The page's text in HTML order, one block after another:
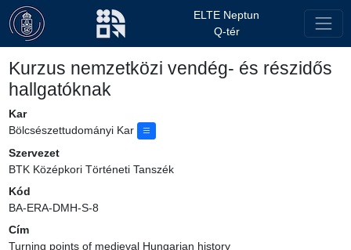
ELTE Neptun
Q-tér
Kurzus nemzetközi vendég- és részidős
hallgatóknak
Kar
Bölcsészettudományi Kar
Szervezet
BTK Középkori Történeti Tanszék
Kód
BA-ERA-DMH-S-8
Cím
Turning points of medieval Hungarian history